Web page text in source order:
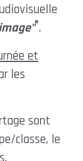
®.
et
les
sont
classe, le